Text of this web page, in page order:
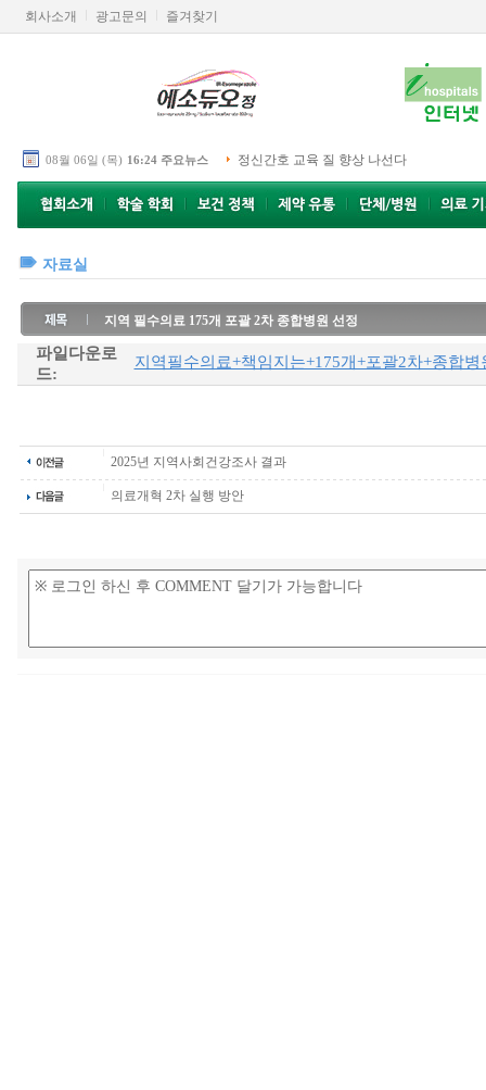
회사소개 광고문의 즐겨찾기
08월 06일 (목) 16:24 주요뉴스 정신간호 교육 질 향상 나선다
자료실
지역 필수의료 175개 포괄 2차 종합병원 선정
파일다운로
드:
지역필수의료+책임지는+175개+포괄2차+종합병
2025년 지역사회건강조사 결과
의료개혁 2차 실행 방안